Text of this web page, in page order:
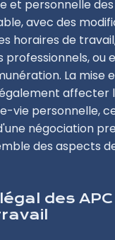
et personnelle
avec des
horaires de
ou
La mise
affecter
vie personnelle,
négociation
des aspects
des